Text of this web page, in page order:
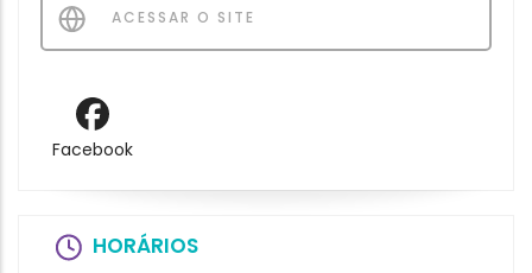
ACESSAR O SITE
Facebook
HORÁRIOS